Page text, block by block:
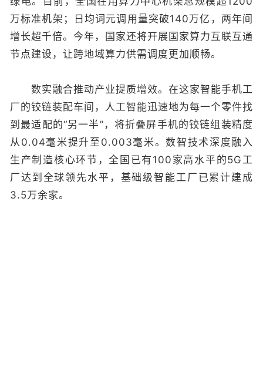
万标准机架；日均词元调用量突破140万亿，两年间
增长超千倍。今年，国家还将开展国家算力互联互通
节点建设，让跨地域算力供需调度更加顺畅。
数实融合推动产业提质增效。在这家智能手机工
厂的铰链装配车间，人工智能迅速地为每一个零件找
到最适配的“另一半”，将折叠屏手机的铰链组装精度
从0.04毫米提升至0.003毫米。数智技术深度融入
生产制造核心环节，全国已有100家高水平的5G工
厂达到全球领先水平，基础级智能工厂已累计建成
3.5万余家。